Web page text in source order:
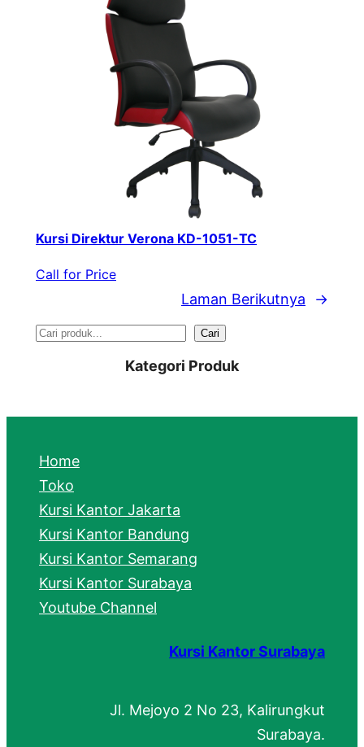
Kursi Direktur Verona KD-1051-TC
Call for Price
Laman Berikutnya →
S
r
h
Cari
Kategori Produk
Home
Toko
Kursi Kantor Jakarta
Kursi Kantor Bandung
Kursi Kantor Semarang
Kursi Kantor Surabaya
Youtube Channel
Kursi Kantor Surabaya
Jl. Mejoyo 2 No 23, Kalirungkut
Surabaya.